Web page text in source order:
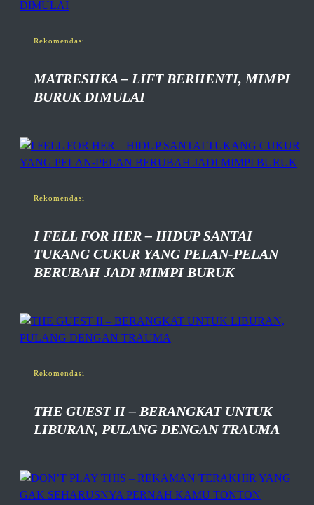
Rekomendasi
MATRESHKA – LIFT BERHENTI, MIMPI
BURUK DIMULAI
Rekomendasi
I FELL FOR HER – HIDUP SANTAI
TUKANG CUKUR YANG PELAN-PELAN
BERUBAH JADI MIMPI BURUK
Rekomendasi
THE GUEST II – BERANGKAT UNTUK
LIBURAN, PULANG DENGAN TRAUMA